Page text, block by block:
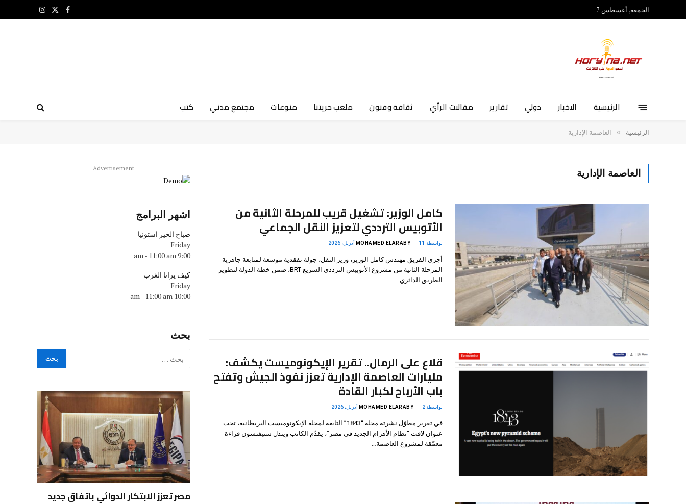
الجمعة, أغسطس 7 فيسبوك
X
الانستغرام
الرئيسية الاخبار دولي تقارير مقالات الرأي ثقافة وفنون ملعب حريتنا منوعات مجتمع مدني كتب
الرئيسية » العاصمة الإدارية
العاصمة الإدارية
كامل الوزير: تشغيل قريب للمرحلة الثانية من
الأتوبيس الترددي لتعزيز النقل الجماعي
بواسطة MOHAMED ELARABY 11 أبريل، 2026
أجرى الفريق مهندس كامل الوزير، وزير النقل، جولة تفقدية موسعة لمتابعة جاهزية
المرحلة الثانية من مشروع الأتوبيس الترددي السريع BRT، ضمن خطة الدولة لتطوير
الطريق الدائري…
قلاع على الرمال.. تقرير الإيكونوميست يكشف:
مليارات العاصمة الإدارية تعزز نفوذ الجيش وتفتح
باب الأرباح لكبار القادة
بواسطة MOHAMED ELARABY 2 أبريل، 2026
في تقرير مطوّل نشرته مجلة “1843” التابعة لمجلة الإيكونوميست البريطانية، تحت
عنوان لافت “نظام الأهرام الجديد في مصر”، يقدّم الكاتب ويندل ستيفنسون قراءة
معمّقة لمشروع العاصمة…
Advertisement
اشهر البرامج
صباح الخير استونيا
Friday
9:00 am
- 11:00 am
كيف يرانا الغرب
Friday
10:00 am
- 11:00 am
بحث
مصر تعزز الابتكار الدوائي باتفاق جديد